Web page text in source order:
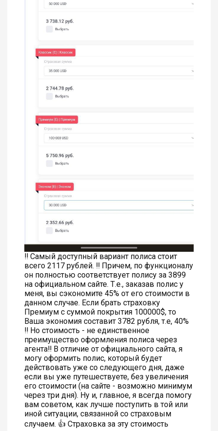
‼️ Самый доступный вариант полиса стоит
всего 2117 рублей. ‼️ Причем, по функционалу
он полностью соответствует полису за 3899
на официальном сайте. Т.е., заказав полис у
меня, вы сэкономите 45% от его стоимости в
данном случае. Если брать страховку
Премиум с суммой покрытия 100000$, то
Ваша экономия составит 3782 рубля, т.е, 40%
‼️ Но стоимость - не единственное
преимущество оформления полиса через
агента‼️ В отличие от официального сайта, я
могу оформить полис, который будет
действовать уже со следующего дня, даже
если вы уже путешествуете, без увеличения
его стоимости (на сайте - возможно минимум
через три дня). Ну и, главное, я всегда помогу
вам советом, как лучше поступить в той или
иной ситуации, связанной со страховым
случаем. 👍 Страховка за эту стоимость